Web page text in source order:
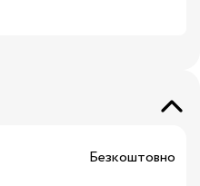
Безкоштовно